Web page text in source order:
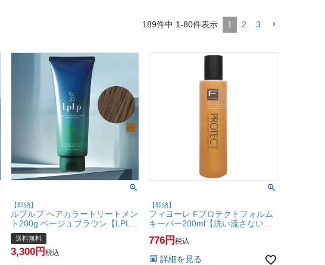
189件中 1-80件表示 1 2 3
【即納】
ルプルプ ヘアカラートリートメン
ト200g ベージュブラウン【LPLP
正規販売店/白髪染め/無添加/染毛
料】【宅配便送料無料】
送料無料
3,300 税込
【即納】
フィヨーレ Fプロテクトフォルム
キーパー200ml【洗い流さないト
776 税込
詳細を見る